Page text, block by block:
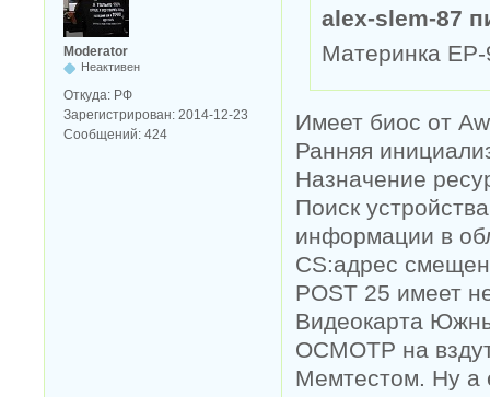
Moderator
Неактивен
Откуда: РФ
Зарегистрирован: 2014-12-23
Сообщений: 424
alex-slem-87
Материнка
Имеет биос от
Ранняя
Назначение
Поиск
информации в
CS:адрес
POST 25 имеет
Видеокарта
ОСМОТР на
Мемтестом. Ну а